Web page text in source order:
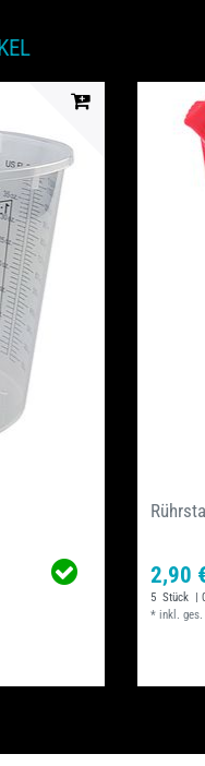
2,90
5 Stück |
* inkl. ges.